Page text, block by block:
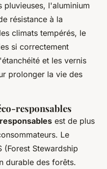
pluvieuses, l'aluminium
résistance à la
climats tempérés, le
si correctement
et les vernis
prolonger la vie des
responsables
est de plus
Le
(Forest Stewardship
durable des forêts.